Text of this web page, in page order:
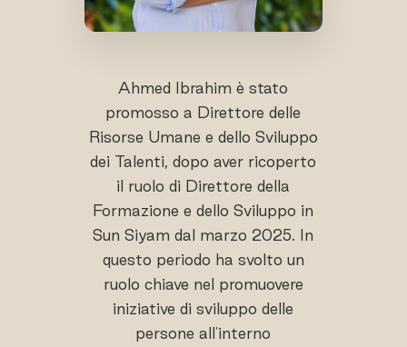
Ahmed Ibrahim è stato
promosso a Direttore delle
Risorse Umane e dello Sviluppo
dei Talenti, dopo aver ricoperto
il ruolo di Direttore della
Formazione e dello Sviluppo in
Sun Siyam dal marzo 2025. In
questo periodo ha svolto un
ruolo chiave nel promuovere
iniziative di sviluppo delle
persone all'interno